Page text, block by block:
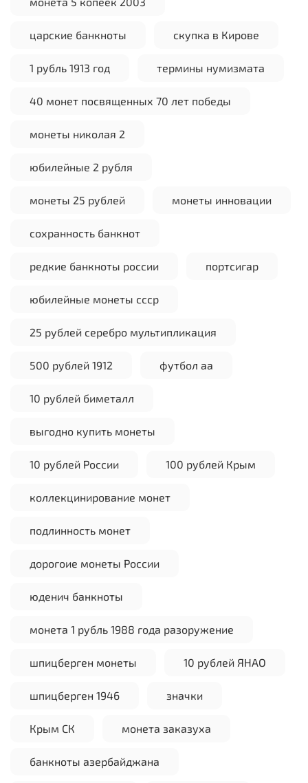
царские банкноты скупка в Кирове
1 рубль 1913 год термины нумизмата
40 монет посвященных 70 лет победы
монеты николая 2
юбилейные 2 рубля
монеты 25 рублей монеты инновации
сохранность банкнот
редкие банкноты россии портсигар
юбилейные монеты ссср
25 рублей серебро мультипликация
500 рублей 1912 футбол аа
10 рублей биметалл
выгодно купить монеты
10 рублей России 100 рублей Крым
коллекцинирование монет
подлинность монет
дорогоие монеты России
юденич банкноты
монета 1 рубль 1988 года разоружение
шпицберген монеты 10 рублей ЯНАО
шпицберген 1946 значки
Крым СК монета заказуха
банкноты азербайджана